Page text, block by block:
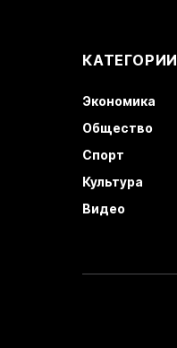
КАТЕГОРИИ
Экономика
Общество
Спорт
Культура
Видео